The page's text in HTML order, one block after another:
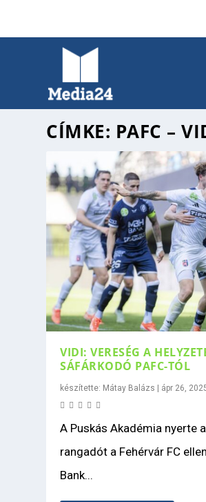
CÍMKE: PAFC –
VIDI: VERESÉG A
SÁFÁRKODÓ PAFC-TÓL
készítette: Mátay Balázs | ápr 26,
A Puskás Akadémia nyerte
rangadót a Fehérvár FC
Bank...